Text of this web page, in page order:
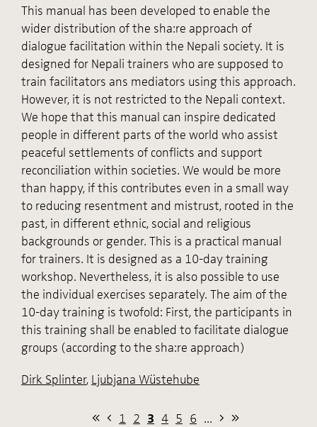
This manual has been developed to enable the
wider distribution of the sha:re approach of
dialogue facilitation within the Nepali society. It is
designed for Nepali trainers who are supposed to
train facilitators ans mediators using this approach.
However, it is not restricted to the Nepali context.
We hope that this manual can inspire dedicated
people in different parts of the world who assist
peaceful settlements of conflicts and support
reconciliation within societies. We would be more
than happy, if this contributes even in a small way
to reducing resentment and mistrust, rooted in the
past, in different ethnic, social and religious
backgrounds or gender. This is a practical manual
for trainers. It is designed as a 10-day training
workshop. Nevertheless, it is also possible to use
the individual exercises separately. The aim of the
10-day training is twofold: First, the participants in
this training shall be enabled to facilitate dialogue
groups (according to the sha:re approach)
Dirk Splinter, Ljubjana Wüstehube
1 2 3 4 5 6 ...